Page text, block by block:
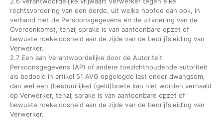
rechtsvordering van een derde, uit welke hoofde dan ook, in
verband met de Persoonsgegevens en de uitvoering van de
Overeenkomst, tenzij sprake is van aantoonbare opzet of
bewuste roekeloosheid aan de zijde van de bedrijfsleiding van
Verwerker.
2.7 Een aan Verantwoordelijke door de Autoriteit
Persoonsgegevens (AP) of andere toezichthoudende autoriteit
als bedoeld in artikel 51 AVG opgelegde last onder dwangsom,
dan wel een (bestuurlijke) (geld)boete kan niet worden verhaald
op Verwerker, tenzij sprake is van aantoonbare opzet of
bewuste roekeloosheid aan de zijde van de bedrijfsleiding van
Verwerker.